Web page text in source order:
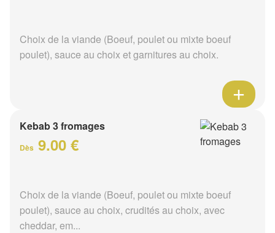
Choix de la viande (Boeuf, poulet ou mixte boeuf
poulet), sauce au choix et garnitures au choix.
Kebab 3 fromages
Dès 9.00 €
Choix de la viande (Boeuf, poulet ou mixte boeuf
poulet), sauce au choix, crudités au choix, avec
cheddar, em...